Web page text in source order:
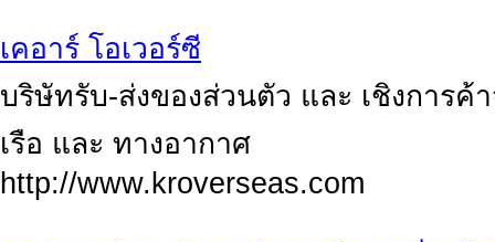
เคอาร์ โอเวอร์ซี
บริษัทรับ-ส่งของส่วนตัว และ เชิงการค้
เรือ และ ทางอากาศ
http://www.kroverseas.com